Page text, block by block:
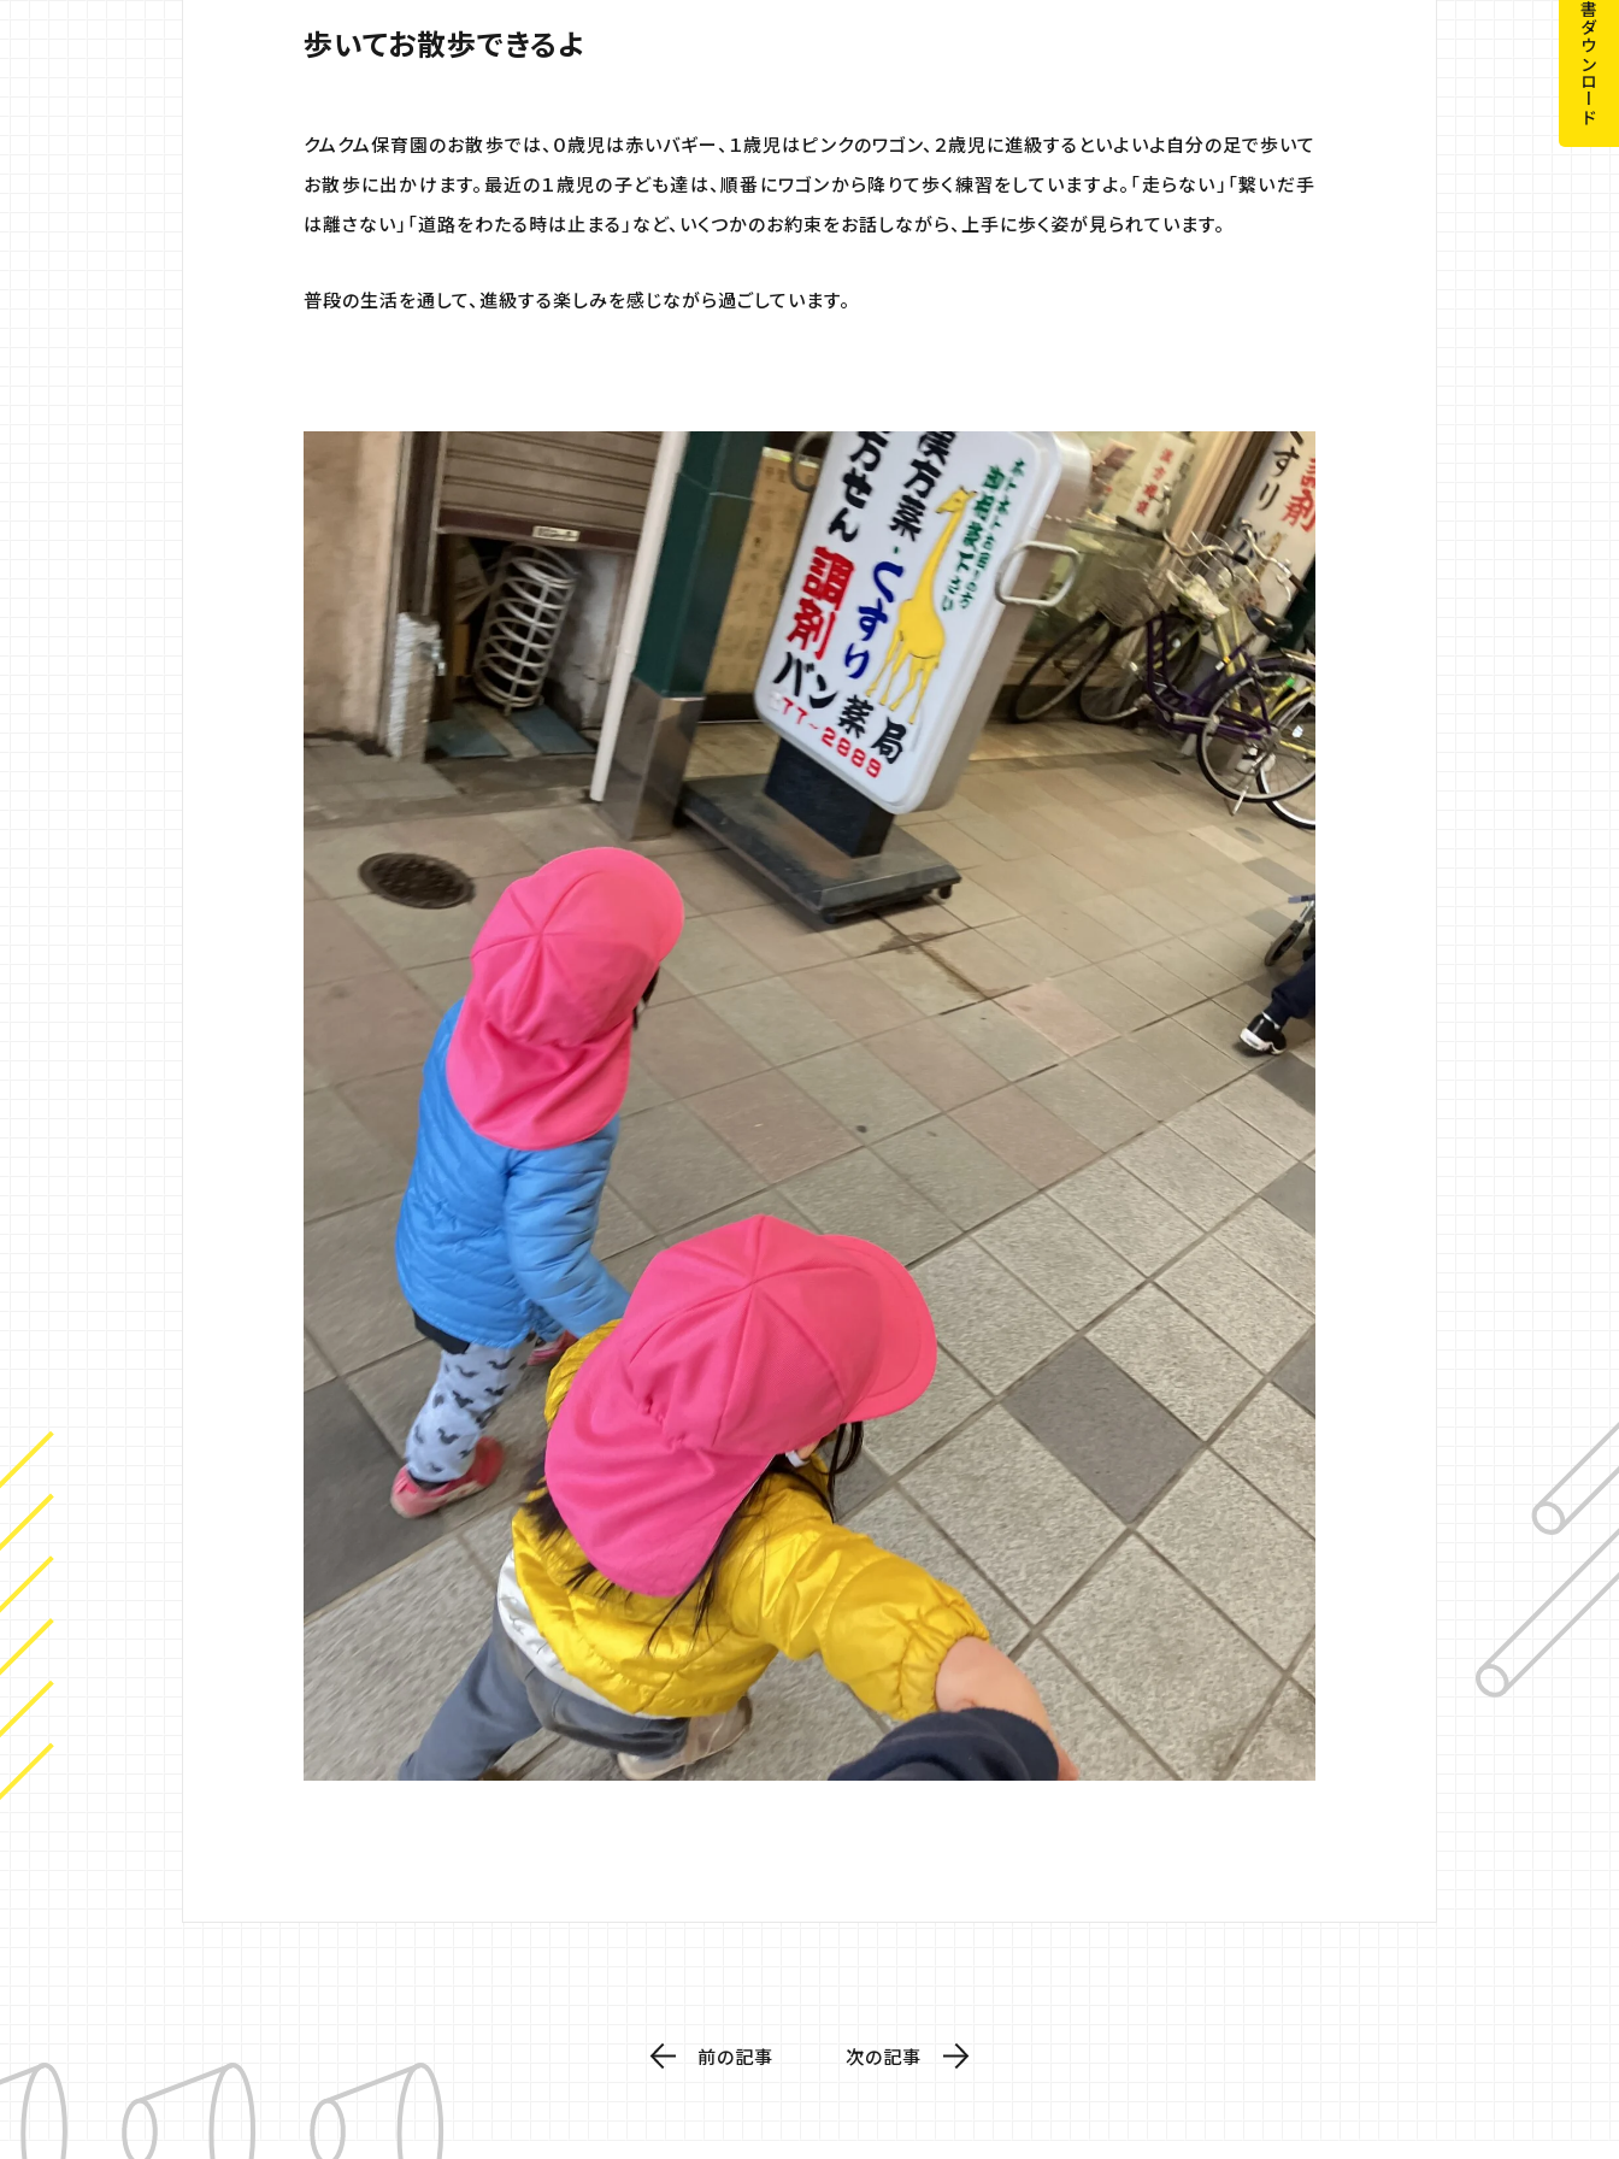
申請書ダウンロード
歩いてお散歩できるよ
クムクム保育園のお散歩では、０歳児は赤いバギー、１歳児はピンクのワゴン、２歳児に進級するといよいよ自分の足で歩いて
お散歩に出かけます。最近の１歳児の子ども達は、順番にワゴンから降りて歩く練習をしていますよ。「走らない」「繋いだ手
は離さない」「道路をわたる時は止まる」など、いくつかのお約束をお話しながら、上手に歩く姿が見られています。
普段の生活を通して、進級する楽しみを感じながら過ごしています。
前の記事 次の記事